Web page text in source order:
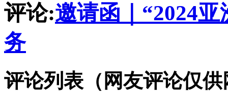
评论:邀请函｜“2024
务
评论列表（网友评论仅